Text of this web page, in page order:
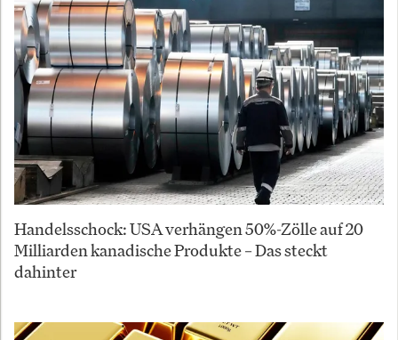
Handelsschock: USA verhängen 50%-Zölle auf 20
Milliarden kanadische Produkte – Das steckt
dahinter